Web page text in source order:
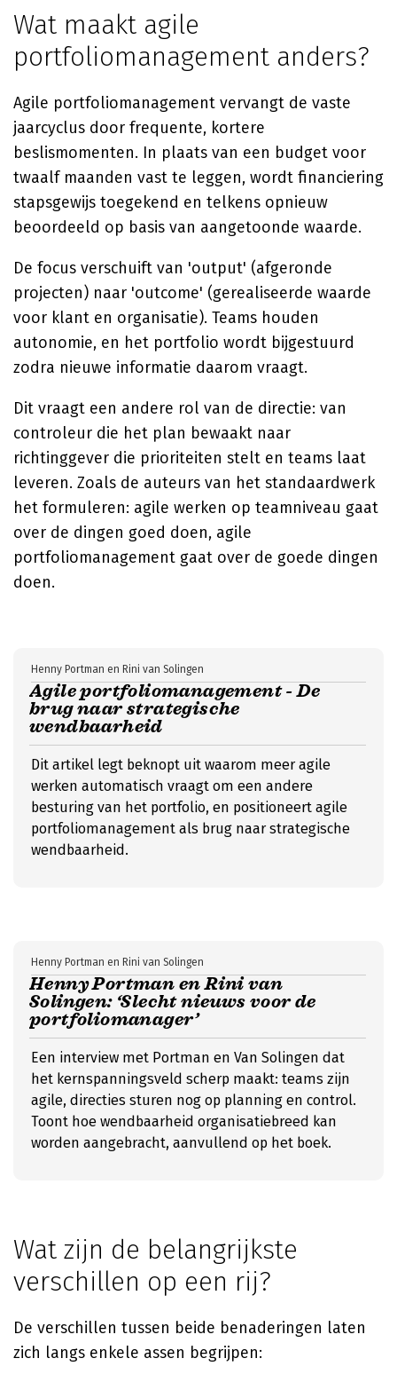
Wat maakt agile
portfoliomanagement anders?
Agile portfoliomanagement vervangt de vaste
jaarcyclus door frequente, kortere
beslismomenten. In plaats van een budget voor
twaalf maanden vast te leggen, wordt financiering
stapsgewijs toegekend en telkens opnieuw
beoordeeld op basis van aangetoonde waarde.
De focus verschuift van 'output' (afgeronde
projecten) naar 'outcome' (gerealiseerde waarde
voor klant en organisatie). Teams houden
autonomie, en het portfolio wordt bijgestuurd
zodra nieuwe informatie daarom vraagt.
Dit vraagt een andere rol van de directie: van
controleur die het plan bewaakt naar
richtinggever die prioriteiten stelt en teams laat
leveren. Zoals de auteurs van het standaardwerk
het formuleren: agile werken op teamniveau gaat
over de dingen goed doen, agile
portfoliomanagement gaat over de goede dingen
doen.
Agile portfoliomanagement - De
brug naar strategische
wendbaarheid
Henny Portman en Rini van Solingen
Dit artikel legt beknopt uit waarom meer agile
werken automatisch vraagt om een andere
besturing van het portfolio, en positioneert agile
portfoliomanagement als brug naar strategische
wendbaarheid.
Henny Portman en Rini van
Solingen: ‘Slecht nieuws voor de
portfoliomanager’
Henny Portman en Rini van Solingen
Een interview met Portman en Van Solingen dat
het kernspanningsveld scherp maakt: teams zijn
agile, directies sturen nog op planning en control.
Toont hoe wendbaarheid organisatiebreed kan
worden aangebracht, aanvullend op het boek.
Wat zijn de belangrijkste
verschillen op een rij?
De verschillen tussen beide benaderingen laten
zich langs enkele assen begrijpen: